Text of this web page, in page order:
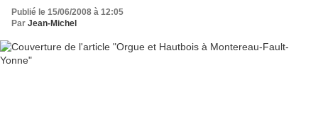
Publié le 15/06/2008 à 12:05
Par Jean-Michel